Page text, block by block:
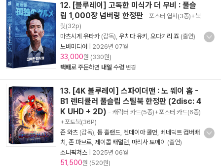
12. [블루레이] 고독한 미식가 더 무비 : 풀슬
립 1,000장 넘버링 한정판 - 포스터 엽서(3종)+북
릿(32p)
마츠시게 유타카(감독), 우치다 유키 오다기리 죠 (출연)
노바미디어
2026년 07월
33,000원 (330원)
택배로 주문하면 내일 수령 변경
13. [4K 블루레이] 스파이더맨 : 노 웨이 홈 -
B1 렌티큘러 풀슬립 스틸북 한정판 (2disc: 4
K UHD + 2D) - 캐릭터 카드(5종)+포스터 카드(6종)
+포토북(36P)
존 와츠 (감독), 톰 홀랜드 젠데이아 콜먼 베네딕트 컴버배
치 존 파브로 제이콥 배덜런 마리사 토메이 (출연)
소니픽쳐스
2025년 06월
51,500원 (520원)